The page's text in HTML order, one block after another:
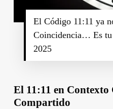
El Código 11:11 ya
Coincidencia… Es tu
2025
El 11:11 en
Compartido